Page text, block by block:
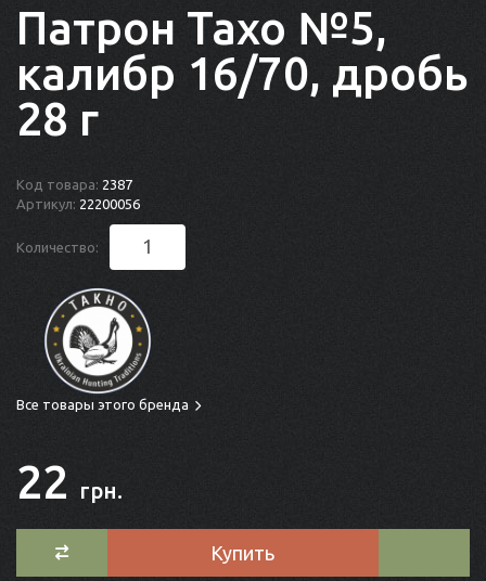
Патрон Тахо №5,
калибр 16/70, дробь
28 г
Код товара: 2387
Артикул: 22200056
Количество:
Все товары этого бренда
22 грн.
Купить